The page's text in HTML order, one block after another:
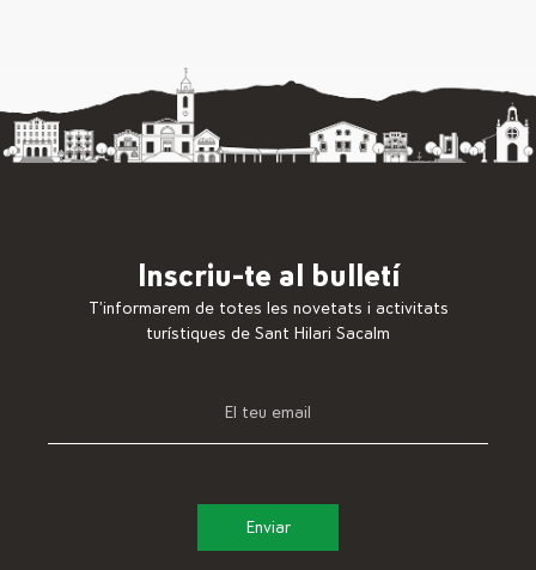
Inscriu-te al bulletí
T’informarem de totes les novetats i activitats
turístiques de Sant Hilari Sacalm